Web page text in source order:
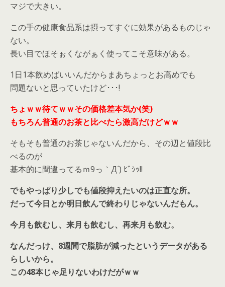
マジで大きい。
この手の健康食品系は摂ってすぐに効果があるものじゃ
ない。
長い目でほそぉくながぁく使ってこそ意味がある。
1日1本飲めばいいんだからまあちょっとお高めでも
問題ないと思っていたけど･･･!
ちょｗｗ待てｗｗその価格差本気か(笑)
もちろん普通のお茶と比べたら激高だけどｗｗ
そもそも普通のお茶じゃないんだから、その辺と値段比
べるのが
基本的に間違ってるｍ9っ｀Д´) ﾋﾞｼｯ!!
でもやっぱり少しでも値段抑えたいのは正直な所。
だって今日とか明日飲んで終わりじゃないんだもん。
今月も飲むし、来月も飲むし、再来月も飲む。
なんだっけ、8週間で脂肪が減ったというデータがある
らしいから。
この48本じゃ足りないわけだがｗｗ